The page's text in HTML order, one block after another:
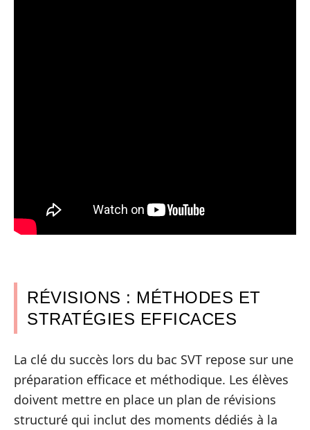
RÉVISIONS : MÉTHODES ET
STRATÉGIES EFFICACES
La clé du succès lors du bac SVT repose sur une
préparation efficace et méthodique. Les élèves
doivent mettre en place un plan de révisions
structuré qui inclut des moments dédiés à la